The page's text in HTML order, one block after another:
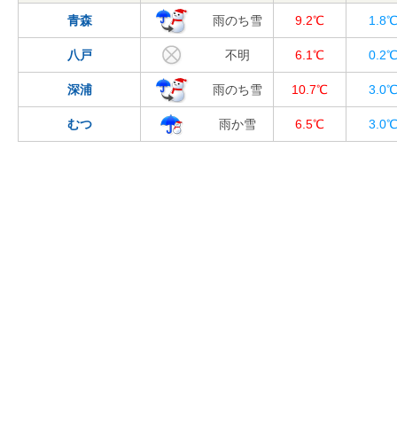
青森 雨のち雪 9.2℃ 1.8℃
八戸 不明 6.1℃ 0.2℃
深浦 雨のち雪 10.7℃ 3.0℃
むつ 雨か雪 6.5℃ 3.0℃